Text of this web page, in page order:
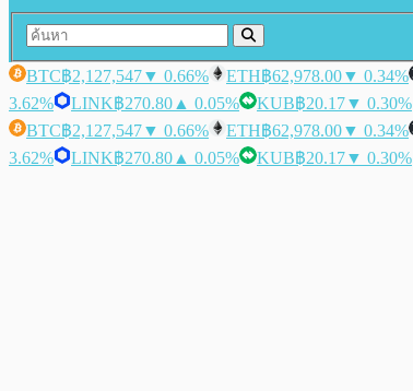
BTC฿2,127,547▼ 0.66% ETH฿62,978.00▼ 0.34%
3.62%
LINK฿270.80 ▲ 0.05% KUB฿20.17▼ 0.30%
BTC฿2,127,547▼ 0.66% ETH฿62,978.00▼ 0.34%
3.62%
LINK฿270.80 ▲ 0.05% KUB฿20.17▼ 0.30%